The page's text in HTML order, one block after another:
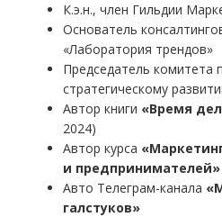
К.э.н., член Гильдии
Основатель
«Лаборатория трендов»
Председатель комитета
стратегическому
Автор книги «Время
2024)
Автор курса
и предпринимателей»
Авто Телеграм-канала
галстуков»